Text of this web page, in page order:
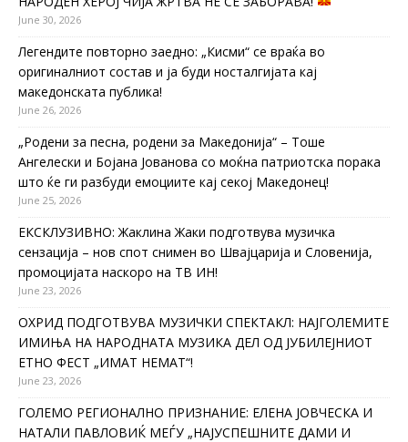
June 30, 2026
Легендите повторно заедно: „Кисми“ се враќа во
оригиналниот состав и ја буди носталгијата кај
македонската публика!
June 26, 2026
„Родени за песна, родени за Македонија“ – Тоше
Ангелески и Бојана Јованова со моќна патриотска порака
што ќе ги разбуди емоциите кај секој Македонец!
June 25, 2026
ЕКСКЛУЗИВНО: Жаклина Жаки подготвува музичка
сензација – нов спот снимен во Швајцарија и Словенија,
промоцијата наскоро на ТВ ИН!
June 23, 2026
ОХРИД ПОДГОТВУВА МУЗИЧКИ СПЕКТАКЛ: НАЈГОЛЕМИТЕ
ИМИЊА НА НАРОДНАТА МУЗИКА ДЕЛ ОД ЈУБИЛЕЈНИОТ
ЕТНО ФЕСТ „ИМАТ НЕМАТ“!
June 23, 2026
ГОЛЕМО РЕГИОНАЛНО ПРИЗНАНИЕ: ЕЛЕНА ЈОВЧЕСКА И
НАТАЛИ ПАВЛОВИЌ МЕЃУ „НАЈУСПЕШНИТЕ ДАМИ И